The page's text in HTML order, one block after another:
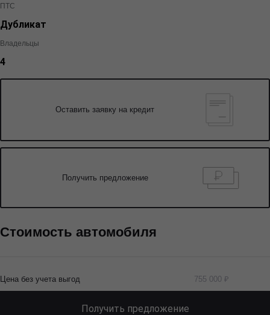
ПТС
Дубликат
Владельцы
4
Оставить заявку на кредит
Получить предложение
Стоимость автомобиля
Цена без учета выгод 755 000 ₽
Получить предложение